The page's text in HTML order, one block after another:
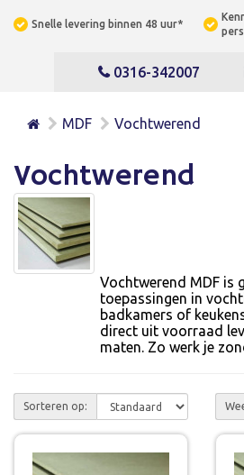
Snelle levering binnen 48 uur*
0316-342007
MDF Vochtwerend
Vochtwerend
Vochtwerend MDF is
toepassingen in
badkamers of
direct uit voorraad
maten. Zo werk je
Sorteren op: